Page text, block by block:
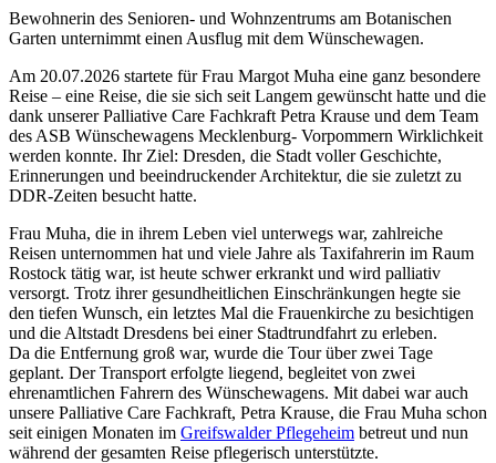
Bewohnerin des Senioren- und Wohnzentrums am Botanischen
Garten unternimmt einen Ausflug mit dem Wünschewagen.
Am 20.07.2026 startete für Frau Margot Muha eine ganz besondere
Reise – eine Reise, die sie sich seit Langem gewünscht hatte und die
dank unserer Palliative Care Fachkraft Petra Krause und dem Team
des ASB Wünschewagens Mecklenburg- Vorpommern Wirklichkeit
werden konnte. Ihr Ziel: Dresden, die Stadt voller Geschichte,
Erinnerungen und beeindruckender Architektur, die sie zuletzt zu
DDR-Zeiten besucht hatte.
Frau Muha, die in ihrem Leben viel unterwegs war, zahlreiche
Reisen unternommen hat und viele Jahre als Taxifahrerin im Raum
Rostock tätig war, ist heute schwer erkrankt und wird palliativ
versorgt. Trotz ihrer gesundheitlichen Einschränkungen hegte sie
den tiefen Wunsch, ein letztes Mal die Frauenkirche zu besichtigen
und die Altstadt Dresdens bei einer Stadtrundfahrt zu erleben.
Da die Entfernung groß war, wurde die Tour über zwei Tage
geplant. Der Transport erfolgte liegend, begleitet von zwei
ehrenamtlichen Fahrern des Wünschewagens. Mit dabei war auch
unsere Palliative Care Fachkraft, Petra Krause, die Frau Muha schon
seit einigen Monaten im Greifswalder Pflegeheim betreut und nun
während der gesamten Reise pflegerisch unterstützte.